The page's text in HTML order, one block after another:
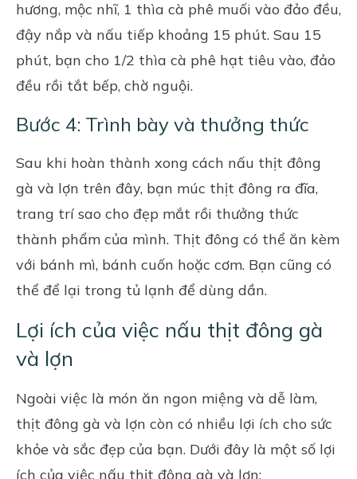
hương, mộc nhĩ, 1 thìa cà phê muối vào đảo đều,
đậy nắp và nấu tiếp khoảng 15 phút. Sau 15
phút, bạn cho 1/2 thìa cà phê hạt tiêu vào, đảo
đều rồi tắt bếp, chờ nguội.
Bước 4: Trình bày và thưởng thức
Sau khi hoàn thành xong cách nấu thịt đông
gà và lợn trên đây, bạn múc thịt đông ra đĩa,
trang trí sao cho đẹp mắt rồi thưởng thức
thành phẩm của mình. Thịt đông có thể ăn kèm
với bánh mì, bánh cuốn hoặc cơm. Bạn cũng có
thể để lại trong tủ lạnh để dùng dần.
Lợi ích của việc nấu thịt đông gà
và lợn
Ngoài việc là món ăn ngon miệng và dễ làm,
thịt đông gà và lợn còn có nhiều lợi ích cho sức
khỏe và sắc đẹp của bạn. Dưới đây là một số lợi
ích của việc nấu thịt đông gà và lợn: